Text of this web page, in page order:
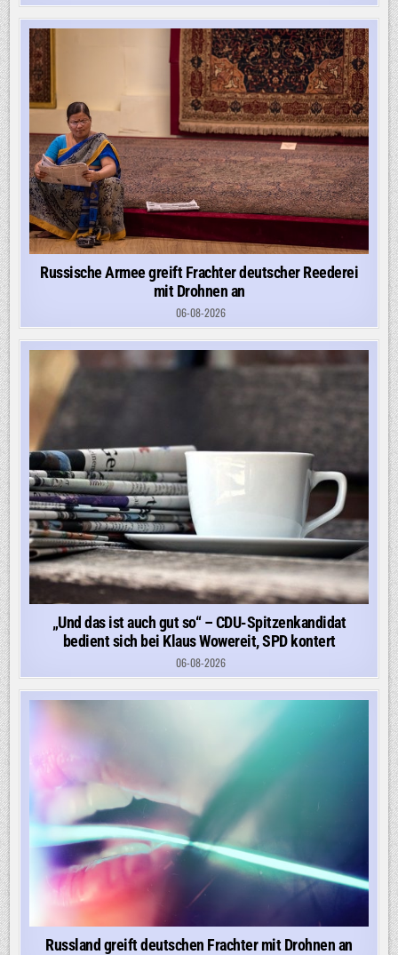
Russische Armee greift Frachter deutscher Reederei
mit Drohnen an
06-08-2026
„Und das ist auch gut so“ – CDU-Spitzenkandidat
bedient sich bei Klaus Wowereit, SPD kontert
06-08-2026
Russland greift deutschen Frachter mit Drohnen an